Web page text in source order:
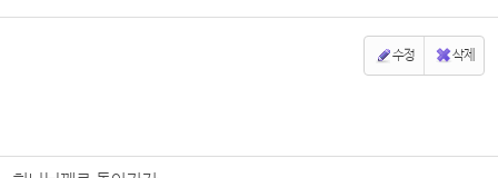
수정 삭제